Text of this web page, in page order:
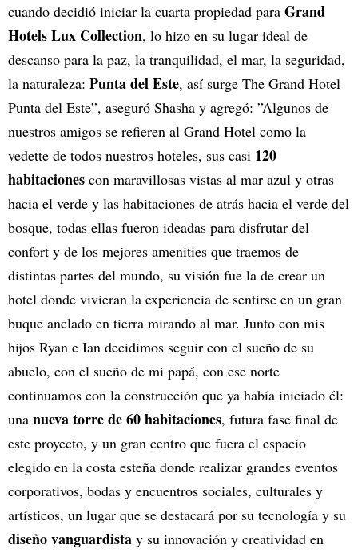
cuando decidió iniciar la cuarta propiedad para Grand
Hotels Lux Collection, lo hizo en su lugar ideal de
descanso para la paz, la tranquilidad, el mar, la seguridad,
la naturaleza: Punta del Este, así surge The Grand Hotel
Punta del Este”, aseguró Shasha y agregó: ”Algunos de
nuestros amigos se refieren al Grand Hotel como la
vedette de todos nuestros hoteles, sus casi 120
habitaciones con maravillosas vistas al mar azul y otras
hacia el verde y las habitaciones de atrás hacia el verde del
bosque, todas ellas fueron ideadas para disfrutar del
confort y de los mejores amenities que traemos de
distintas partes del mundo, su visión fue la de crear un
hotel donde vivieran la experiencia de sentirse en un gran
buque anclado en tierra mirando al mar. Junto con mis
hijos Ryan e Ian decidimos seguir con el sueño de su
abuelo, con el sueño de mi papá, con ese norte
continuamos con la construcción que ya había iniciado él:
una nueva torre de 60 habitaciones, futura fase final de
este proyecto, y un gran centro que fuera el espacio
elegido en la costa esteña donde realizar grandes eventos
corporativos, bodas y encuentros sociales, culturales y
artísticos, un lugar que se destacará por su tecnología y su
diseño vanguardista y su innovación y creatividad en